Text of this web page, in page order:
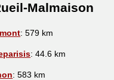
Malmaison
: 579 km
: 44.6 km
: 583 km